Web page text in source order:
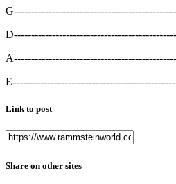
Link to post
Share on other sites